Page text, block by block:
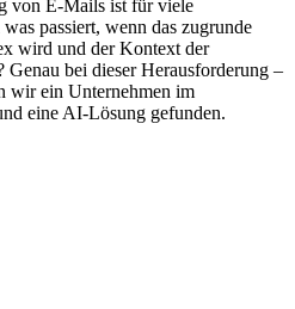
von E-Mails ist für viele
passiert, wenn das zugrunde
wird und der Kontext der
bei dieser Herausforderung –
wir ein Unternehmen im
eine AI-Lösung gefunden.